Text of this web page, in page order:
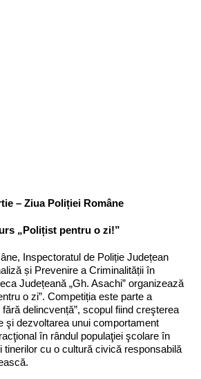
– Ziua Poliției Române
„Polițist pentru o zi!”
Inspectoratul de Poliție Județean
și Prevenire a Criminalității în
Județeană „Gh. Asachi” organizează
o zi”. Competiția este parte a
fără delincvență”, scopul fiind creşterea
şi dezvoltarea unui comportament
în rândul populaţiei şcolare în
tinerilor cu o cultură civică responsabilă